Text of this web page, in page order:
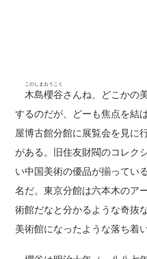
木島櫻谷
このしまおうこく
さんね、どこかの
するのだが、どーも焦点を結
屋博古館分館に展覧会を見に
がある。旧住友財閥のコレク
い中国美術の優品が揃ってい
名だ。東京分館は六本木のア
術館だなと分かるような奇抜
美術館になったような落ち着